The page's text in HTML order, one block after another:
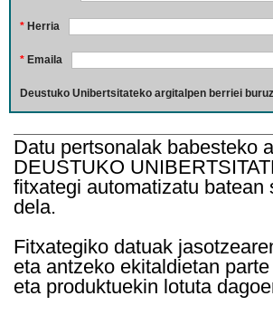
* Herria
* Emaila
Deustuko Unibertsitateko argitalpen berriei
Datu pertsonalak babesteko
DEUSTUKO
fitxategi automatizatu
dela.
Fitxategiko datuak
eta antzeko ekitaldietan
eta produktuekin lotuta